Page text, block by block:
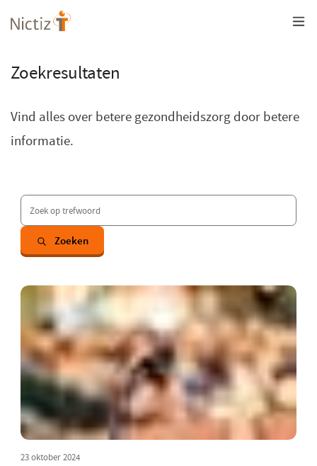
Overslaan
en
gaan
Zoekresultaten
Vind alles over betere gezondheidszorg door betere
informatie.
Vind een pagina
Zoeken
23 oktober 2024